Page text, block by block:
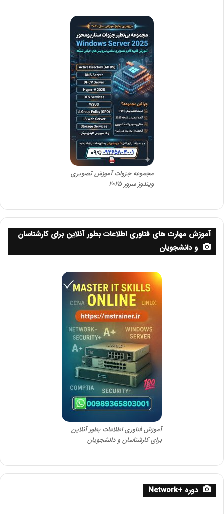
مجموعه جزوات آموزش تصویری
ویندوز سرور 2025
آموزش مهارت های فناوری اطلاعات بطور آنلاین برای کارشناسان
و دانشجویان
آموزش فناوری اطلاعات بطور آنلاین
برای کارشناسان و دانشجویان
دوره +Network